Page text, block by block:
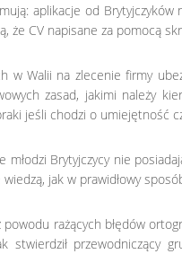
aplikacje od
że CV napisane za pomocą
w Walii na zlecenie firmy
zasad, jakimi należy
jeśli chodzi o umiejętność
młodzi Brytyjczycy nie
jak w prawidłowy
rażących błędów
stwierdził przewodniczący